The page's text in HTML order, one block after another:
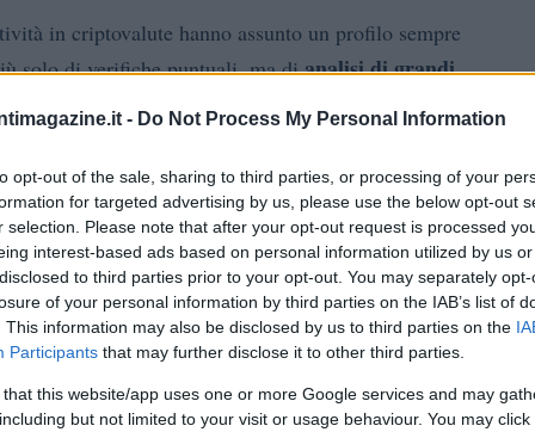
- Do Not Process My Personal Information
opt-out of the sale, sharing to third parties, or processing of your
for targeted advertising by us, please use the below opt-out
selection. Please note that after your opt-out request is processed
interest-based ads based on personal information utilized by us
to third parties prior to your opt-out. You may separately
of your personal information by third parties on the IAB’s list of
This information may also be disclosed by us to third parties on the
Participants that may further disclose it to other third parties.
that this website/app uses one or more Google services and may
but not limited to your visit or usage behaviour. You may
in criptovalute hanno assunto un profilo sempre
solo di verifiche puntuali, ma dianalisi di grandi
i dati dell’ OAM , le richieste di informazioni
300% negli ultimi due anni, con un parallelo
afine settembre 2026risultavano circa
un controvalore complessivo pari a 2,1 miliardi
elementi rilevanti ai fini fiscali diventa spesso
più sui dati
stessa degli asset digitali: un singolowalletpuò